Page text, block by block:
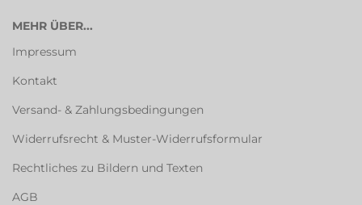
MEHR ÜBER...
Impressum
Kontakt
Versand- & Zahlungsbedingungen
Widerrufsrecht & Muster-Widerrufsformular
Rechtliches zu Bildern und Texten
AGB